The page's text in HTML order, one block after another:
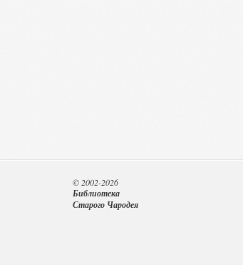
© 2002-2026
Библиотека
Старого Чародея